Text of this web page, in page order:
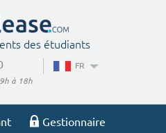
des étudiants
à 18h
FR
Gestionnaire